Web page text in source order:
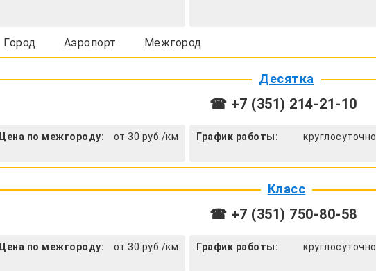
Город Аэропорт Межгород
Десятка
☎ +7 (351) 214-21-10
Цена по межгороду: от 30 руб./км График работы: круглосуточно
Класс
☎ +7 (351) 750-80-58
Цена по межгороду: от 30 руб./км График работы: круглосуточно